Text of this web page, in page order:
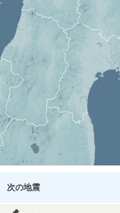
次の地震